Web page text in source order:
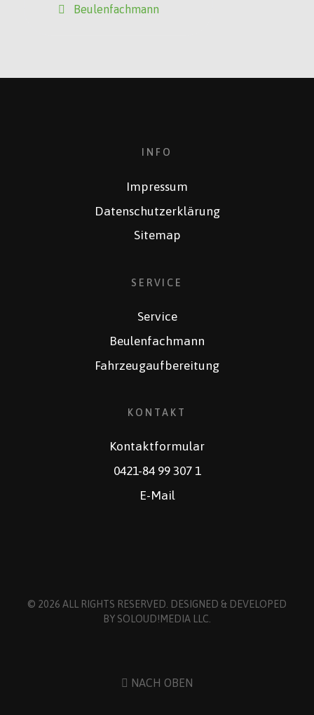
Beulenfachmann
INFO
Impressum
Datenschutzerklärung
Sitemap
SERVICE
Service
Beulenfachmann
Fahrzeugaufbereitung
KONTAKT
Kontaktformular
0421-84 99 307 1
E-Mail
© 2026 ALL RIGHTS RESERVED. DESIGNED & DEVELOPED
BY SOLOUD!MEDIA LLC.
NACH OBEN